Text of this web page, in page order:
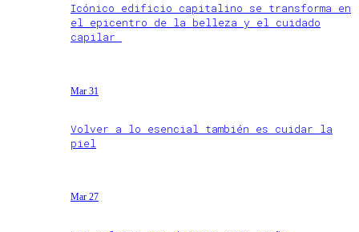
Icónico edificio capitalino se transforma en
el epicentro de la belleza y el cuidado
capilar
Mar 31
Volver a lo esencial también es cuidar la
piel
Mar 27